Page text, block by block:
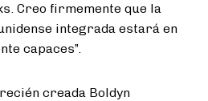
Creo firmemente que la
integrada estará en
capaces”.
creada Boldyn